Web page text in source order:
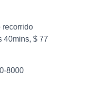
recorrido
40mins, $ 77
8000